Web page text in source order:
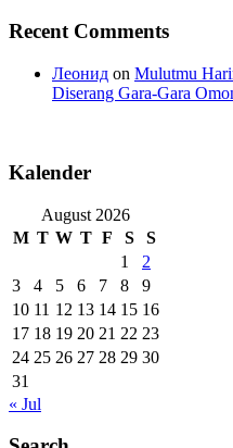
Recent Comments
Леонид on Mulutmu
Diserang Gara-Gara
Kalender
August 2026
M T W T F S
S
1
2
3
4 5 6 7 8
9
10 11 12 13 14 15 16
17 18 19 20 21 22 23
24 25 26 27 28 29 30
31
« Jul